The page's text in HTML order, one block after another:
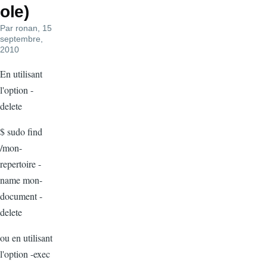
ole)
Par ronan , 15
septembre,
2010
En utilisant
l'option -
delete
$ sudo find
/mon-
repertoire -
name mon-
document -
delete
ou en utilisant
l'option -exec